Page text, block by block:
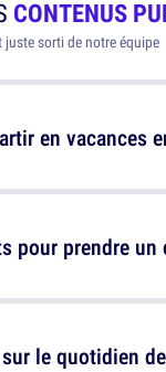
CONTENUS
sorti de notre équipe
en vacances
le quotidien
pour prendre un